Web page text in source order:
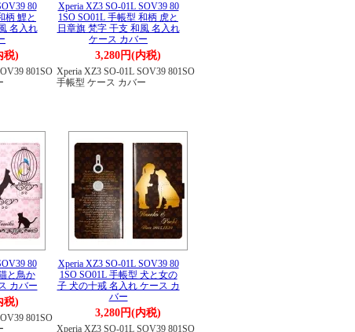
80
柄 鯉と
名入れ
税)
801SO
Xperia XZ3 SO-01L SOV39 80
1SO SO01L 手帳型 和柄 虎と
日章旗 梵字 干支 和風 名入れ
ケース カバー
3,280円(内税)
Xperia XZ3 SO-01L SOV39 801SO
手帳型 ケース カバー
80
と鳥か
カバー
税)
801SO
Xperia XZ3 SO-01L SOV39 80
1SO SO01L 手帳型 犬と女の
子 犬の十戒 名入れ ケース カ
バー
3,280円(内税)
Xperia XZ3 SO-01L SOV39 801SO